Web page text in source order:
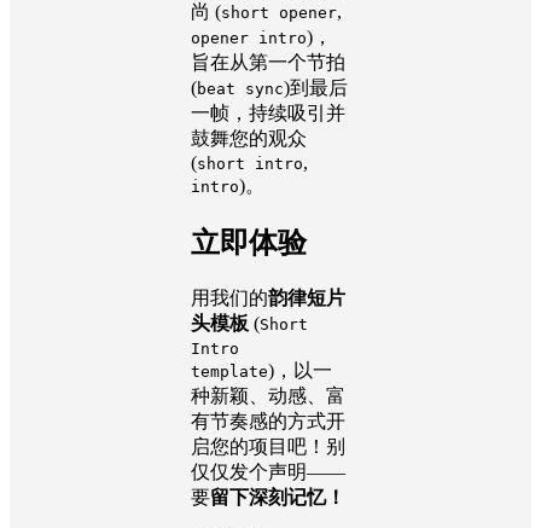
尚 (short opener,
opener intro)，
旨在从第一个节拍
(beat sync)到最后
一帧，持续吸引并
鼓舞您的观众
(short intro,
intro)。
立即体验
用我们的韵律短片
头模板 (Short
Intro
template)，以一
种新颖、动感、富
有节奏感的方式开
启您的项目吧！别
仅仅发个声明——
要留下深刻记忆！